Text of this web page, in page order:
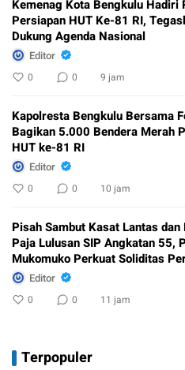
Kemenag Kota Bengkulu Hadiri
Persiapan HUT Ke-81 RI,
Dukung Agenda Nasional
Editor
0 0 9 jam
Kapolresta Bengkulu Bersama
Bagikan 5.000 Bendera Merah
HUT ke-81 RI
Editor
0 0 10 jam
Pisah Sambut Kasat Lantas dan
Paja Lulusan SIP Angkatan 55,
Mukomuko Perkuat Soliditas
Editor
0 0 11 jam
Terpopuler